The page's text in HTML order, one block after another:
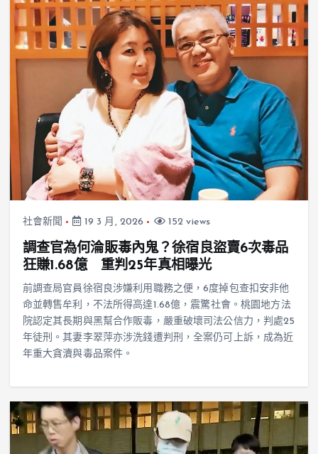
社會新聞 19 3 月, 2026 152 views
調查官為何淪販毒內鬼？徐宿良盜賣6次毒品
狂賺1.68億 重判25年真相曝光
前調查局官員徐宿良涉嫌利用職務之便，6度掉包查扣安非他
命並轉售牟利，不法所得高達1.68億，震驚社會。桃園地方法
院認定其長期與黑幫合作販毒，嚴重破壞司法公信力，判處25
年徒刑。其妻李翠萍亦涉洗錢遭判刑，全案仍可上訴，成為近
年重大貪瀆與毒品案件。